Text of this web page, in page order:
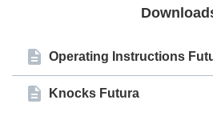
Operating Instructions
Knocks Futura